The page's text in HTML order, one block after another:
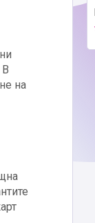
В
на